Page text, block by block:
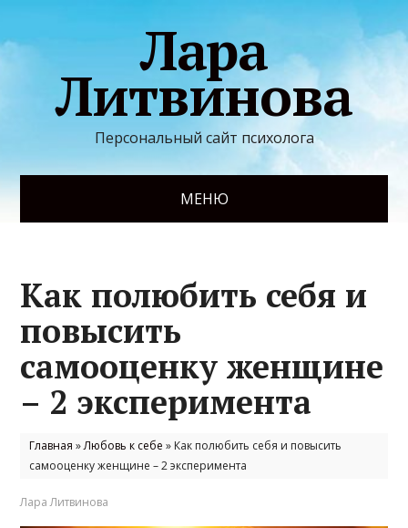
Лара
Литвинова
Персональный сайт психолога
МЕНЮ
Как полюбить себя и
повысить
самооценку женщине
– 2 эксперимента
Главная »Любовь к себе » Как полюбить себя и повысить
самооценку женщине – 2 эксперимента
Лара Литвинова